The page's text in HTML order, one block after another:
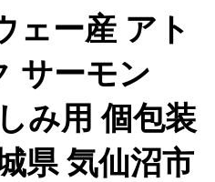
ェー産 アト
サーモン
み用 個包装
県 気仙沼市